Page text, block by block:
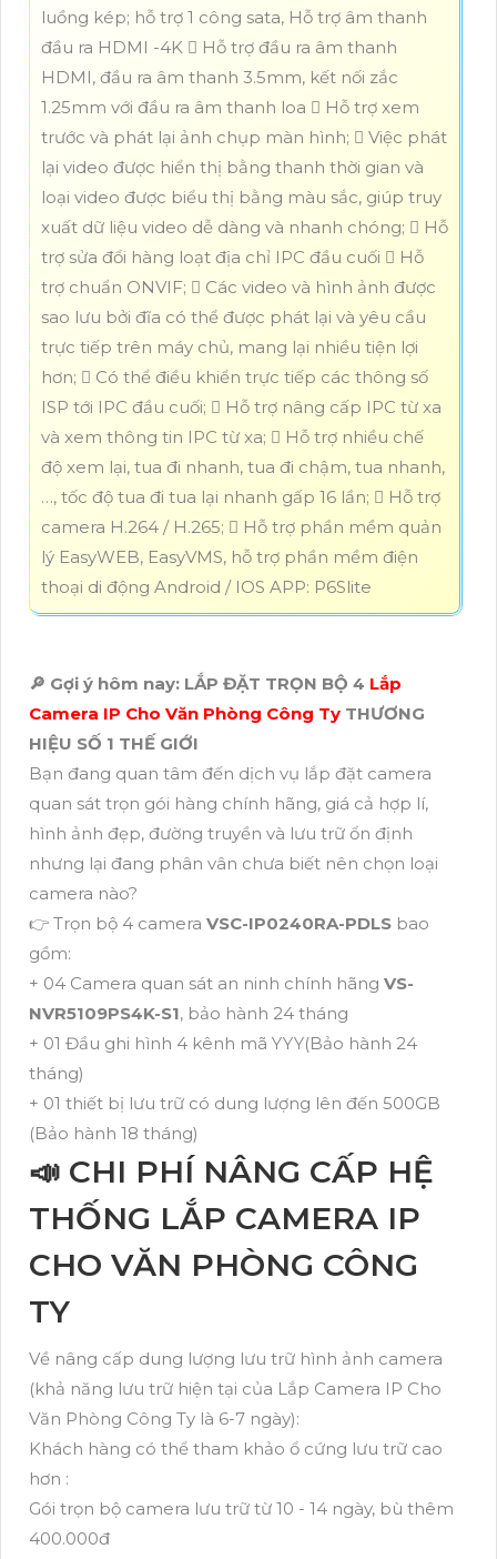
luồng kép; hỗ trợ 1 công sata, Hỗ trợ âm thanh
đầu ra HDMI -4K  Hỗ trợ đầu ra âm thanh
HDMI, đầu ra âm thanh 3.5mm, kết nối zắc
1.25mm với đầu ra âm thanh loa  Hỗ trợ xem
trước và phát lại ảnh chụp màn hình;  Việc phát
lại video được hiển thị bằng thanh thời gian và
loại video được biểu thị bằng màu sắc, giúp truy
xuất dữ liệu video dễ dàng và nhanh chóng;  Hỗ
trợ sửa đổi hàng loạt địa chỉ IPC đầu cuối  Hỗ
trợ chuẩn ONVIF;  Các video và hình ảnh được
sao lưu bởi đĩa có thể được phát lại và yêu cầu
trực tiếp trên máy chủ, mang lại nhiều tiện lợi
hơn;  Có thể điều khiển trực tiếp các thông số
ISP tới IPC đầu cuối;  Hỗ trợ nâng cấp IPC từ xa
và xem thông tin IPC từ xa;  Hỗ trợ nhiều chế
độ xem lại, tua đi nhanh, tua đi chậm, tua nhanh,
…, tốc độ tua đi tua lại nhanh gấp 16 lần;  Hỗ trợ
camera H.264 / H.265;  Hỗ trợ phần mềm quản
lý EasyWEB, EasyVMS, hỗ trợ phần mềm điện
thoại di động Android / IOS APP: P6Slite
🔎 Gợi ý hôm nay: LẮP ĐẶT TRỌN BỘ 4 Lắp
Camera IP Cho Văn Phòng Công Ty THƯƠNG
HIỆU SỐ 1 THẾ GIỚI
Bạn đang quan tâm đến dịch vụ lắp đặt camera
quan sát trọn gói hàng chính hãng, giá cả hợp lí,
hình ảnh đẹp, đường truyền và lưu trữ ổn định
nhưng lại đang phân vân chưa biết nên chọn loại
camera nào?
👉 Trọn bộ 4 camera VSC-IP0240RA-PDLS bao
gồm:
+ 04 Camera quan sát an ninh chính hãng VS-
NVR5109PS4K-S1, bảo hành 24 tháng
+ 01 Đầu ghi hình 4 kênh mã YYY(Bảo hành 24
tháng)
+ 01 thiết bị lưu trữ có dung lượng lên đến 500GB
(Bảo hành 18 tháng)
📣 CHI PHÍ NÂNG CẤP HỆ
THỐNG LẮP CAMERA IP
CHO VĂN PHÒNG CÔNG
TY
Về nâng cấp dung lượng lưu trữ hình ảnh camera
(khả năng lưu trữ hiện tại của Lắp Camera IP Cho
Văn Phòng Công Ty là 6-7 ngày):
Khách hàng có thể tham khảo ổ cứng lưu trữ cao
hơn :
Gói trọn bộ camera lưu trữ từ 10 - 14 ngày, bù thêm
400.000đ